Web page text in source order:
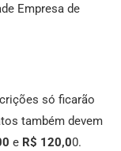
Empresa de
só ficarão
também devem
e R$ 120,00.